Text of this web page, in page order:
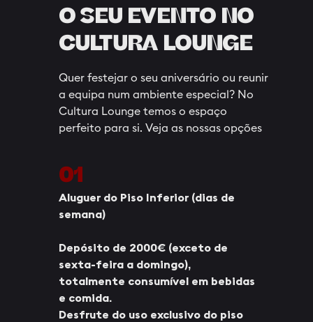
O SEU EVENTO NO
CULTURA LOUNGE
Quer festejar o seu aniversário ou reunir
a equipa num ambiente especial? No
Cultura Lounge temos o espaço
perfeito para si. Veja as nossas opções
01
Aluguer do Piso Inferior (dias de
semana)
Depósito de 2000€ (exceto de
sexta-feira a domingo),
totalmente consumível em bebidas
e comida.
Desfrute do uso exclusivo do piso